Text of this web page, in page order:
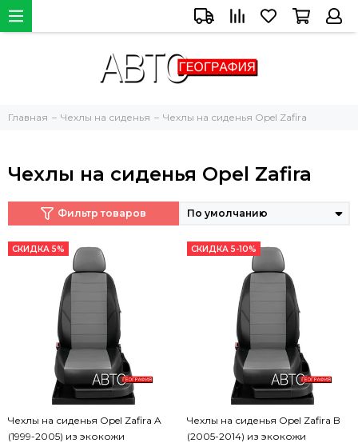
Главная Чехлы на сиденья Чехлы на сиденья Opel Zafira
Чехлы на сиденья Opel Zafira
Фильтр товаров
СКИДКА 5%
Чехлы на сиденья Opel Zafira A
(1999-2005) из экокожи
СКИДКА 5-10%
Чехлы на сиденья Opel Zafira B
(2005-2014) из экокожи